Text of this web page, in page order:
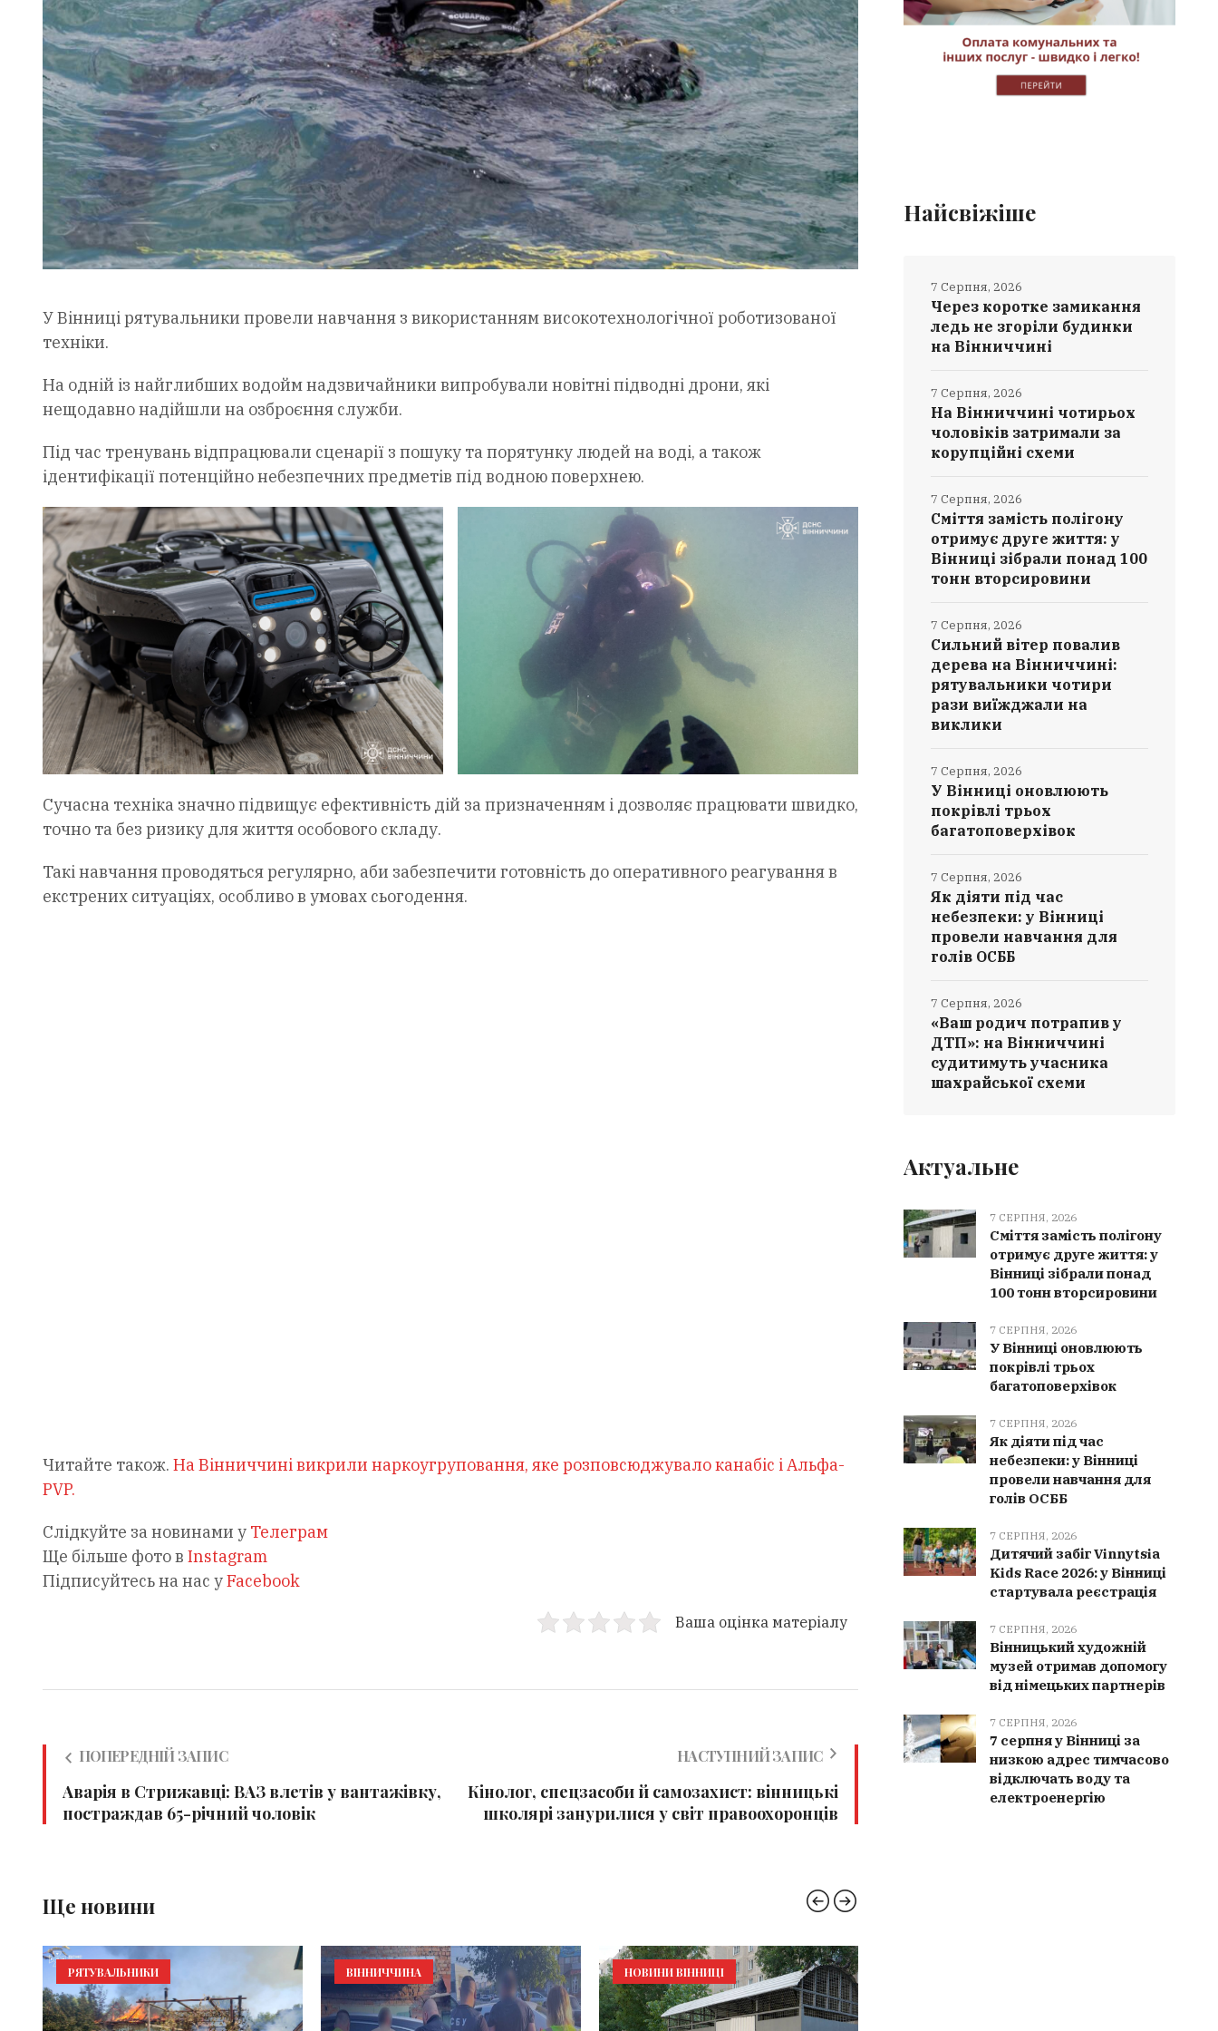
У Вінниці рятувальники провели навчання з використанням високотехнологічної роботизованої
техніки.
На одній із найглибших водойм надзвичайники випробували новітні підводні дрони, які
нещодавно надійшли на озброєння служби.
Під час тренувань відпрацювали сценарії з пошуку та порятунку людей на воді, а також
ідентифікації потенційно небезпечних предметів під водною поверхнею.
Сучасна техніка значно підвищує ефективність дій за призначенням і дозволяє працювати швидко,
точно та без ризику для життя особового складу.
Такі навчання проводяться регулярно, аби забезпечити готовність до оперативного реагування в
екстрених ситуаціях, особливо в умовах сьогодення.
Читайте також. На Вінниччині викрили наркоугруповання, яке розповсюджувало канабіс і Альфа-
PVP.
Слідкуйте за новинами у Телеграм
Ще більше фото в Instagram
Підписуйтесь на нас уFacebook
Ваша оцінка матеріалу
ПОПЕРЕДНІЙ ЗАПИС
Аварія в Стрижавці: ВАЗ влетів у вантажівку,
постраждав 65-річний чоловік
НАСТУПНИЙ ЗАПИС
Кінолог, спецзасоби й самозахист: вінницькі
школярі занурилися у світ правоохоронців
Ще новини
РЯТУВАЛЬНИКИ ВІННИЧЧИНА НОВИНИ ВІННИЦІ
Найсвіжіше
Через коротке замикання
ледь не згоріли будинки
на Вінниччині
7 Серпня, 2026
На Вінниччині чотирьох
чоловіків затримали за
корупційні схеми
7 Серпня, 2026
Сміття замість полігону
отримує друге життя: у
Вінниці зібрали понад 100
тонн вторсировини
7 Серпня, 2026
Сильний вітер повалив
дерева на Вінниччині:
рятувальники чотири
рази виїжджали на
виклики
7 Серпня, 2026
У Вінниці оновлюють
покрівлі трьох
багатоповерхівок
7 Серпня, 2026
Як діяти під час
небезпеки: у Вінниці
провели навчання для
голів ОСББ
7 Серпня, 2026
«Ваш родич потрапив у
ДТП»: на Вінниччині
судитимуть учасника
шахрайської схеми
7 Серпня, 2026
Актуальне
7 СЕРПНЯ, 2026
Сміття замість полігону
отримує друге життя: у
Вінниці зібрали понад
100 тонн вторсировини
7 СЕРПНЯ, 2026
У Вінниці оновлюють
покрівлі трьох
багатоповерхівок
7 СЕРПНЯ, 2026
Як діяти під час
небезпеки: у Вінниці
провели навчання для
голів ОСББ
7 СЕРПНЯ, 2026
Дитячий забіг Vinnytsia
Kids Race 2026: у Вінниці
стартувала реєстрація
7 СЕРПНЯ, 2026
Вінницький художній
музей отримав допомогу
від німецьких партнерів
7 СЕРПНЯ, 2026
7 серпня у Вінниці за
низкою адрес тимчасово
відключать воду та
електроенергію